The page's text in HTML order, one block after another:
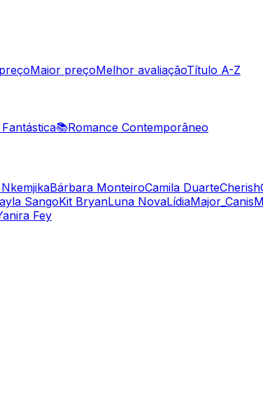
Maior preçoMelhor avaliaçãoTítulo A-Z
📚Romance Contemporâneo
Bárbara MonteiroCamila DuarteCherish
SangoKit BryanLuna NovaLídiaMajor_Canis
Fey